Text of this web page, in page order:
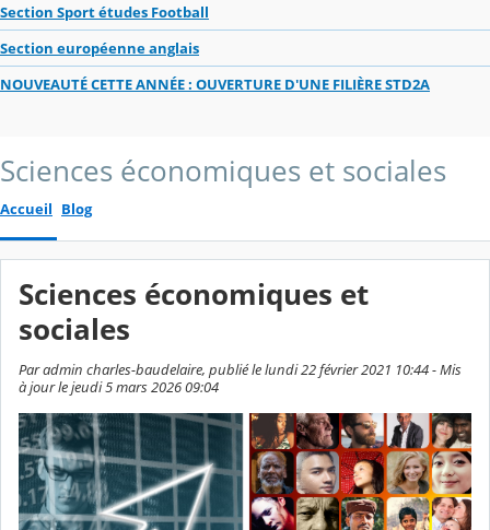
Section Sport études Football
Section européenne anglais
NOUVEAUTÉ CETTE ANNÉE : OUVERTURE D'UNE FILIÈRE STD2A
Sciences économiques et sociales
Accueil Blog
Sciences économiques et
sociales
Par admin charles-baudelaire, publié le lundi 22 février 2021 10:44 - Mis
à jour le jeudi 5 mars 2026 09:04